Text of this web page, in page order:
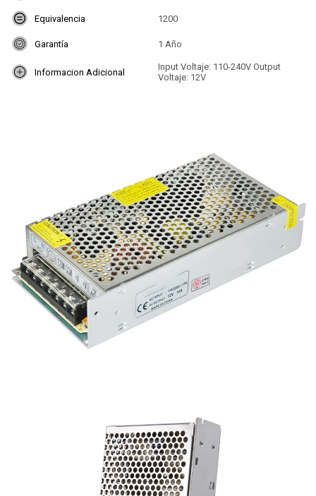
Equivalencia 1200
Garantía 1 Año
Informacion Adicional
Input Voltaje: 110-240V Output
Voltaje: 12V